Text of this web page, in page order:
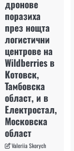
дронове
поразиха
през нощта
логистични
центрове на
Wildberries в
Котовск,
Тамбовска
област, и в
Електростал,
Московска
област
Valeriia Skorych